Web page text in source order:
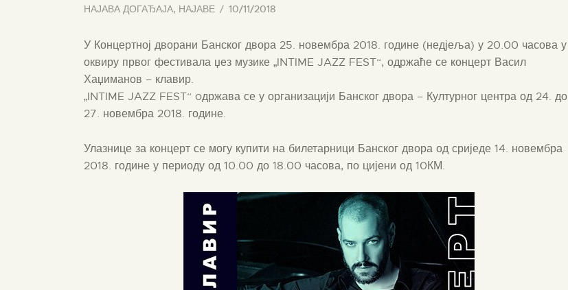
НАЈАВА ДОГАЂАЈА, НАЈАВЕ 10/11/2018
У Концертној дворани Банског двора 25. новембра 2018. године (недјеља) у 20.00 часова у
оквиру првог фестивала џез музике „INTIME JAZZ FEST“, одржаће се концерт Васил
Хаџиманов – клавир.
„INTIME JAZZ FEST“ oдржава се у организацији Банског двора – Културног центра од 24. до
27. новембра 2018. године.
Улазнице за концерт се могу купити на билетарници Банског двора од сриједе 14. новембра
2018. године у периоду од 10.00 до 18.00 часова, по цијени од 10КМ.